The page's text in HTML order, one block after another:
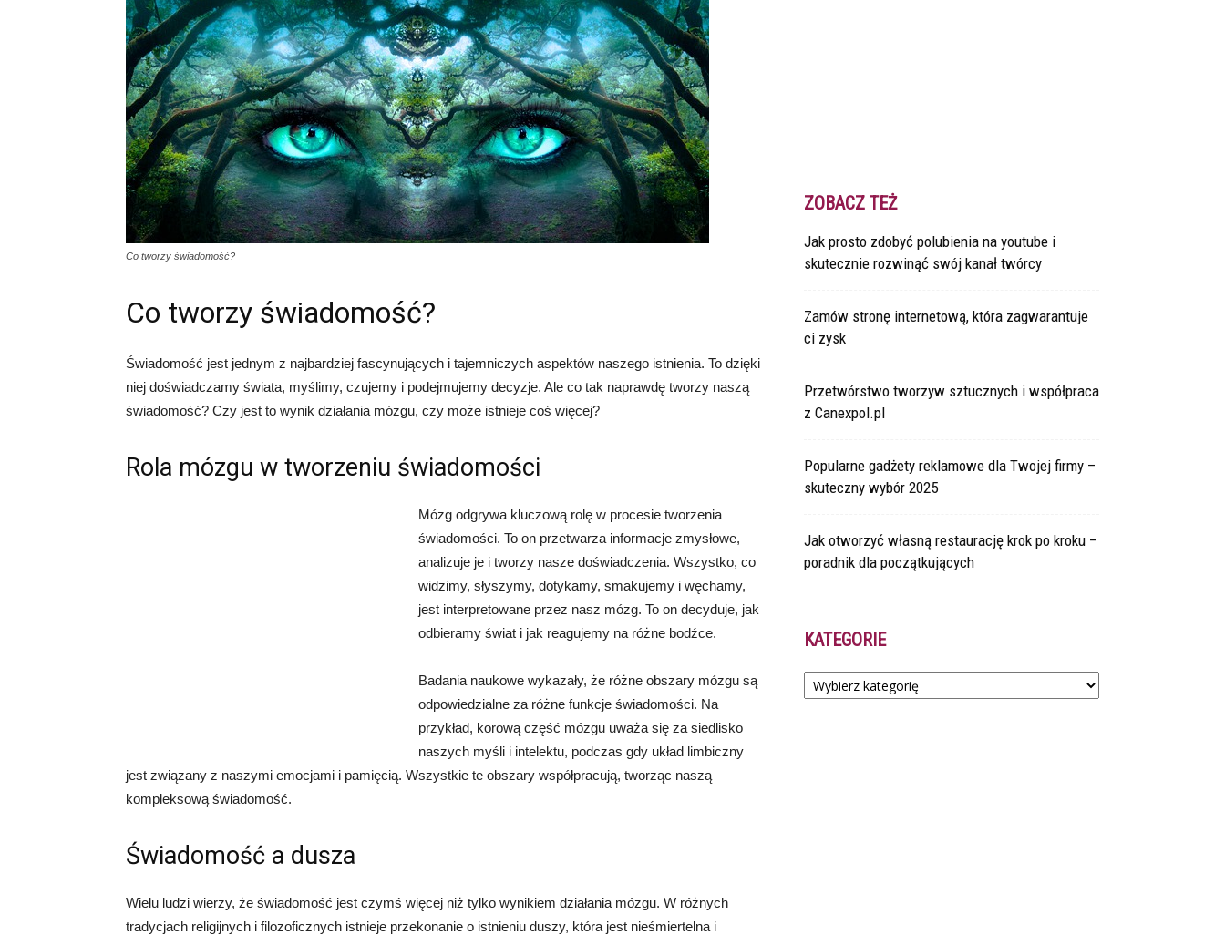
Co tworzy świadomość?
Co tworzy świadomość?
Świadomość jest jednym z najbardziej fascynujących i tajemniczych aspektów naszego istnienia. To dzięki
niej doświadczamy świata, myślimy, czujemy i podejmujemy decyzje. Ale co tak naprawdę tworzy naszą
świadomość? Czy jest to wynik działania mózgu, czy może istnieje coś więcej?
Rola mózgu w tworzeniu świadomości
Mózg odgrywa kluczową rolę w procesie tworzenia
świadomości. To on przetwarza informacje zmysłowe,
analizuje je i tworzy nasze doświadczenia. Wszystko, co
widzimy, słyszymy, dotykamy, smakujemy i węchamy,
jest interpretowane przez nasz mózg. To on decyduje, jak
odbieramy świat i jak reagujemy na różne bodźce.
Badania naukowe wykazały, że różne obszary mózgu są
odpowiedzialne za różne funkcje świadomości. Na
przykład, korową część mózgu uważa się za siedlisko
naszych myśli i intelektu, podczas gdy układ limbiczny
jest związany z naszymi emocjami i pamięcią. Wszystkie te obszary współpracują, tworząc naszą
kompleksową świadomość.
Świadomość a dusza
Wielu ludzi wierzy, że świadomość jest czymś więcej niż tylko wynikiem działania mózgu. W różnych
tradycjach religijnych i filozoficznych istnieje przekonanie o istnieniu duszy, która jest nieśmiertelna i
ZOBACZ TEŻ
Jak prosto zdobyć polubienia na youtube i
skutecznie rozwinąć swój kanał twórcy
Zamów stronę internetową, która zagwarantuje
ci zysk
Przetwórstwo tworzyw sztucznych i współpraca
z Canexpol.pl
Popularne gadżety reklamowe dla Twojej firmy –
skuteczny wybór 2025
Jak otworzyć własną restaurację krok po kroku –
poradnik dla początkujących
KATEGORIE
Kategorie